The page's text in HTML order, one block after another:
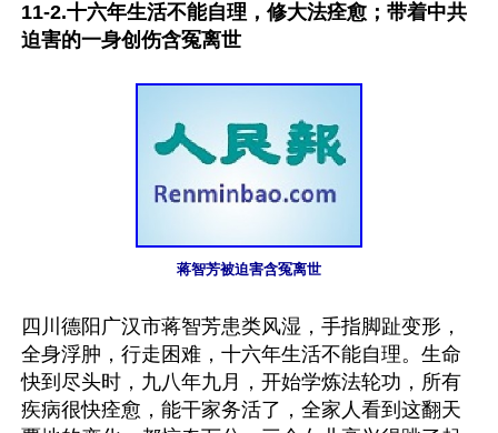
11-2.十六年生活不能自理，修大法痊愈；带着中共
迫害的一身创伤含冤离世
蒋智芳被迫害含冤离世
四川德阳广汉市蒋智芳患类风湿，手指脚趾变形，
全身浮肿，行走困难，十六年生活不能自理。生命
快到尽头时，九八年九月，开始学炼法轮功，所有
疾病很快痊愈，能干家务活了，全家人看到这翻天